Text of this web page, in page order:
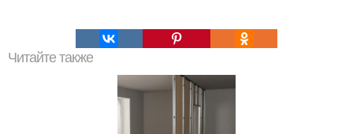
Читайте также